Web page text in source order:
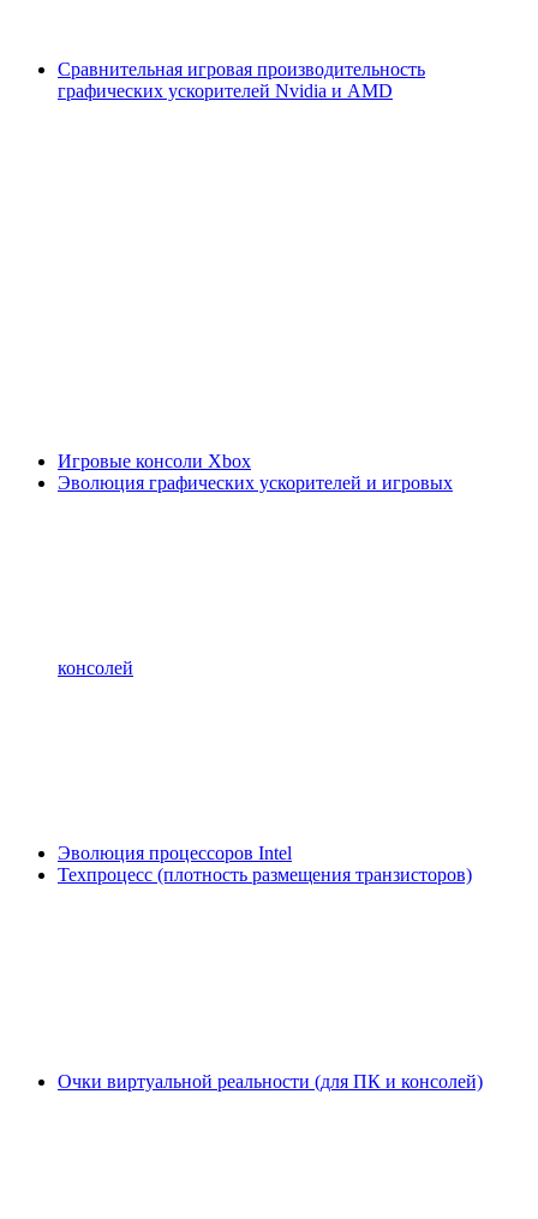
Сравнительная игровая производительность
графических ускорителей Nvidia и AMD
Игровые консоли Xbox
Эволюция графических ускорителей и игровых
консолей
Эволюция процессоров Intel
Техпроцесс (плотность размещения транзисторов)
Очки виртуальной реальности (для ПК и консолей)